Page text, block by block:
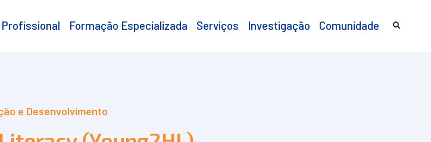
Formação Especializada Serviços Investigação Comunidade
e Desenvolvimento